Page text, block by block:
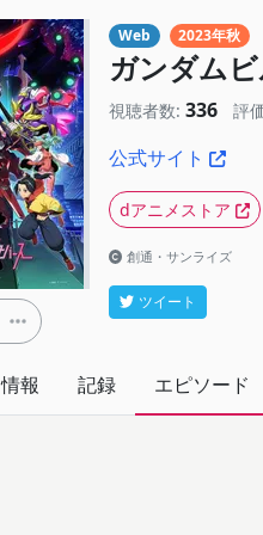
Web 2023年秋
ガンダム
視聴者数: 336 評
公式サイト
dアニメストア
創通・サンライズ
ツイート
情報 記録 エピソード